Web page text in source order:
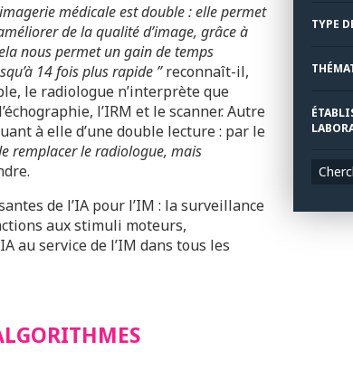
médicale est double : elle permet
de la qualité d’image, grâce à
nous permet un gain de temps
14 fois plus rapide ”reconnaît-il,
le radiologue n’interprète que
l’IRM et le scanner. Autre
à elle d’une double lecture : par le
remplacer le radiologue, mais
de l’IA pour l’IM : la surveillance
aux stimuli moteurs,
au service de l’IM dans tous les
TYPE